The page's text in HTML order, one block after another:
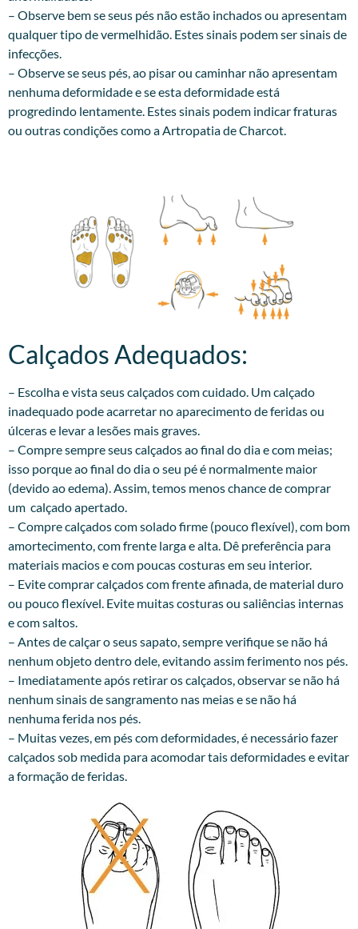
– Observe bem se seus pés não estão inchados ou apresentam
qualquer tipo de vermelhidão. Estes sinais podem ser sinais de
infecções.
– Observe se seus pés, ao pisar ou caminhar não apresentam
nenhuma deformidade e se esta deformidade está
progredindo lentamente. Estes sinais podem indicar fraturas
ou outras condições como a Artropatia de Charcot.
Calçados Adequados:​
– Escolha e vista seus calçados com cuidado. Um calçado
inadequado pode acarretar no aparecimento de feridas ou
úlceras e levar a lesões mais graves.
– Compre sempre seus calçados ao final do dia e com meias;
isso porque ao final do dia o seu pé é normalmente maior
(devido ao edema). Assim, temos menos chance de comprar
um calçado apertado.
– Compre calçados com solado firme (pouco flexível), com bom
amortecimento, com frente larga e alta. Dê preferência para
materiais macios e com poucas costuras em seu interior.
– Evite comprar calçados com frente afinada, de material duro
ou pouco flexível. Evite muitas costuras ou saliências internas
e com saltos.
– Antes de calçar o seus sapato, sempre verifique se não há
nenhum objeto dentro dele, evitando assim ferimento nos pés.
– Imediatamente após retirar os calçados, observar se não há
nenhum sinais de sangramento nas meias e se não há
nenhuma ferida nos pés.
– Muitas vezes, em pés com deformidades, é necessário fazer
calçados sob medida para acomodar tais deformidades e evitar
a formação de feridas.